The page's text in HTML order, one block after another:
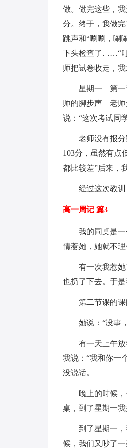
做。做完这些，
分。终于，我做
跳声和“唰唰，唰
下头检查了……“叮
师把试卷收走，我
星期一，第
师的脚步声，老
说：“这次考试同
老师没有报
103分，虽然有点
都比较差”后来，
经过这次教
高一周记 篇3
我的同桌是
情惹她，她就不理
有一次我惹
也扔了下去。于
第二节课的
她说：“没事
有一天上午
我说：“我和你一
没说话。
晚上的时候
桌，到了星期一
到了星期一
候，我们又吵了一